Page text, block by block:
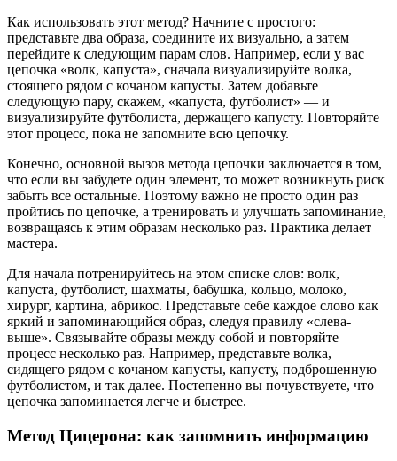
Как использовать этот метод? Начните с простого:
представьте два образа, соедините их визуально, а затем
перейдите к следующим парам слов. Например, если у вас
цепочка «волк, капуста», сначала визуализируйте волка,
стоящего рядом с кочаном капусты. Затем добавьте
следующую пару, скажем, «капуста, футболист» — и
визуализируйте футболиста, держащего капусту. Повторяйте
этот процесс, пока не запомните всю цепочку.
Конечно, основной вызов метода цепочки заключается в том,
что если вы забудете один элемент, то может возникнуть риск
забыть все остальные. Поэтому важно не просто один раз
пройтись по цепочке, а тренировать и улучшать запоминание,
возвращаясь к этим образам несколько раз. Практика делает
мастера.
Для начала потренируйтесь на этом списке слов: волк,
капуста, футболист, шахматы, бабушка, кольцо, молоко,
хирург, картина, абрикос. Представьте себе каждое слово как
яркий и запоминающийся образ, следуя правилу «слева-
выше». Связывайте образы между собой и повторяйте
процесс несколько раз. Например, представьте волка,
сидящего рядом с кочаном капусты, капусту, подброшенную
футболистом, и так далее. Постепенно вы почувствуете, что
цепочка запоминается легче и быстрее.
Метод Цицерона: как запомнить информацию